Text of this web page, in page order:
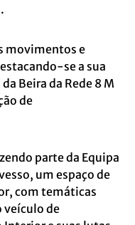
movimentos e
se a sua
Beira da Rede 8 M
de
parte da Equipa
um espaço de
com temáticas
veículo de